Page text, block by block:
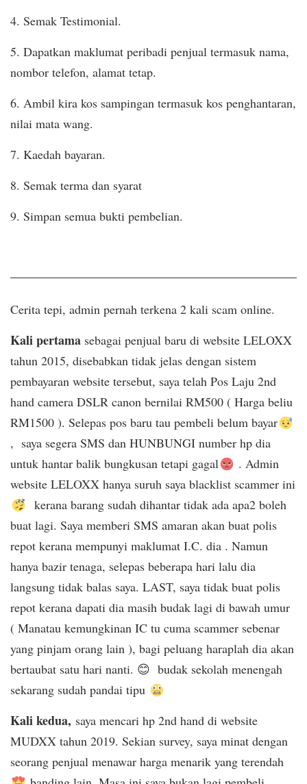
4. Semak Testimonial.
5. Dapatkan maklumat peribadi penjual termasuk nama,
nombor telefon, alamat tetap.
6. Ambil kira kos sampingan termasuk kos penghantaran,
nilai mata wang.
7. Kaedah bayaran.
8. Semak terma dan syarat
9. Simpan semua bukti pembelian.
Cerita tepi, admin pernah terkena 2 kali scam online.
Kali pertama sebagai penjual baru di website LELOXX
tahun 2015, disebabkan tidak jelas dengan sistem
pembayaran website tersebut, saya telah Pos Laju 2nd
hand camera DSLR canon bernilai RM500 ( Harga beliu
RM1500 ). Selepas pos baru tau pembeli belum bayar
, saya segera SMS dan HUNBUNGI number hp dia
untuk hantar balik bungkusan tetapi gagal
. Admin
website LELOXX hanya suruh saya blacklist scammer ini
kerana barang sudah dihantar tidak ada apa2 boleh
buat lagi. Saya memberi SMS amaran akan buat polis
repot kerana mempunyi maklumat I.C. dia . Namun
hanya bazir tenaga, selepas beberapa hari lalu dia
langsung tidak balas saya. LAST, saya tidak buat polis
repot kerana dapati dia masih budak lagi di bawah umur
( Manatau kemungkinan IC tu cuma scammer sebenar
yang pinjam orang lain ), bagi peluang haraplah dia akan
bertaubat satu hari nanti. 😊 budak sekolah menengah
sekarang sudah pandai tipu
Kali kedua, saya mencari hp 2nd hand di website
MUDXX tahun 2019. Sekian survey, saya minat dengan
seorang penjual menawar harga menarik yang terendah